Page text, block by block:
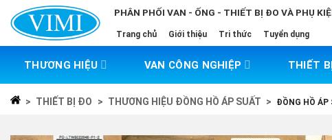
content
PHÂN PHỐI VAN - ỐNG - THIẾT BỊ ĐO VÀ PHỤ
Trang chủ Giới thiệu Tri thức Tuyển dụng
THƯƠNG HIỆU VAN CÔNG NGHIỆP THIẾT
> THIẾT BỊ ĐO > THƯƠNG HIỆU ĐỒNG HỒ ÁP SUẤT > ĐỒNG HỒ ÁP